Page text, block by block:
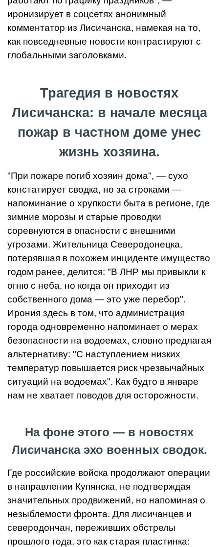
иронизирует в соцсетях анонимный
комментатор из Лисичанска, намекая на то,
как повседневные новости контрастируют с
глобальными заголовками.
Трагедия в новостях
Лисичанска: в начале месяца
пожар в частном доме унес
жизнь хозяина.
"При пожаре погиб хозяин дома", — сухо
констатирует сводка, но за строками —
напоминание о хрупкости быта в регионе, где
зимние морозы и старые проводки
соревнуются в опасности с внешними
угрозами. Жительница Северодонецка,
потерявшая в похожем инциденте имущество
годом ранее, делится: "В ЛНР мы привыкли к
огню с неба, но когда он приходит из
собственного дома — это уже перебор".
Ирония здесь в том, что администрация
города одновременно напоминает о мерах
безопасности на водоемах, словно предлагая
альтернативу: "С наступлением низких
температур повышается риск чрезвычайных
ситуаций на водоемах". Как будто в январе
нам не хватает поводов для осторожности.
На фоне этого — в новостях
Лисичанска эхо военных сводок.
Где российские войска продолжают операции
в направлении Купянска, не подтверждая
значительных продвижений, но напоминая о
незыблемости фронта. Для лисичанцев и
северодончан, переживших обстрелы
прошлого года, это как старая пластинка: